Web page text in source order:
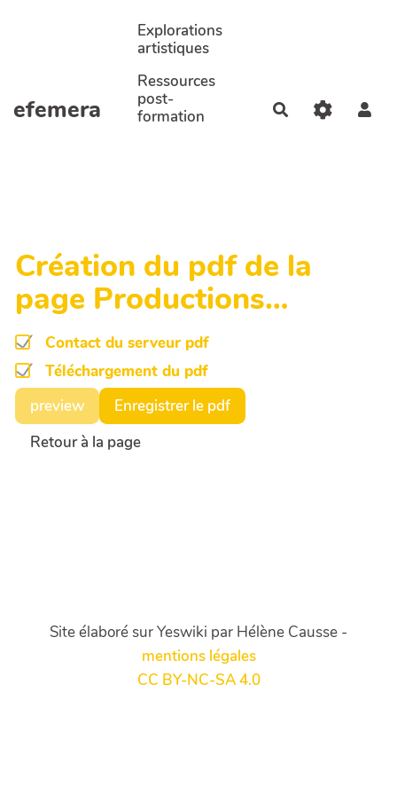
Aller au contenu principal
efemera
Explorations
artistiques
Ressources
post-
formation
Rechercher
Création du pdf de la
page Productions…
Contact du serveur pdf
Téléchargement du pdf
preview
Enregistrer le pdf
Retour à la page
Site élaboré sur Yeswiki par Hélène Causse -
mentions légales
CC BY-NC-SA 4.0